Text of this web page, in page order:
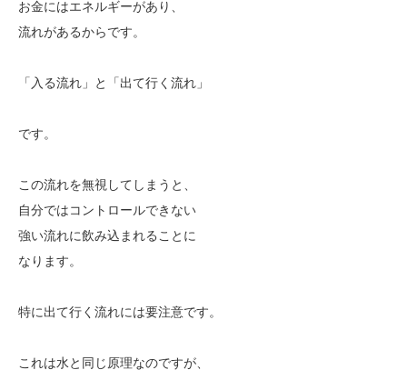
お金にはエネルギーがあり、
流れがあるからです。
「入る流れ」と「出て行く流れ」
です。
この流れを無視してしまうと、
自分ではコントロールできない
強い流れに飲み込まれることに
なります。
特に出て行く流れには要注意です。
これは水と同じ原理なのですが、